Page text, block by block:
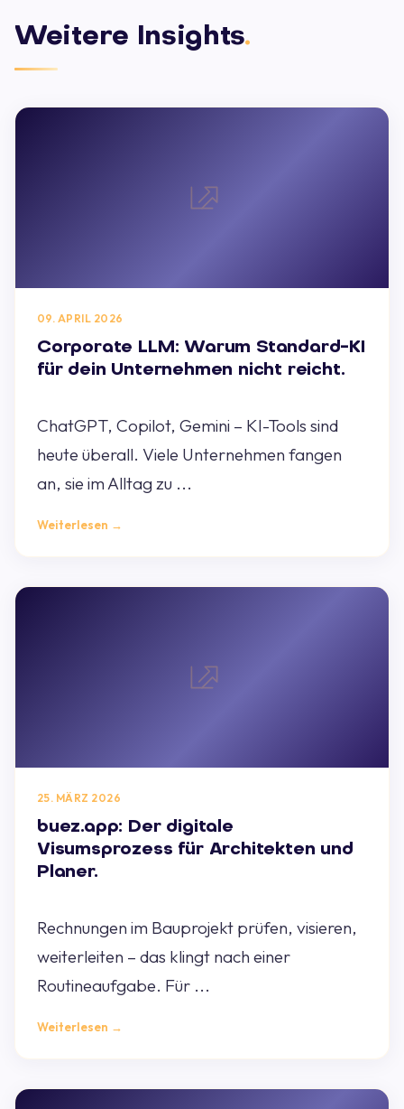
Weitere Insights.
09. APRIL 2026
Corporate LLM: Warum Standard-KI
für dein Unternehmen nicht reicht.
ChatGPT, Copilot, Gemini – KI-Tools sind
heute überall. Viele Unternehmen fangen
an, sie im Alltag zu ...
Weiterlesen →
25. MÄRZ 2026
buez.app: Der digitale
Visumsprozess für Architekten und
Planer.
Rechnungen im Bauprojekt prüfen, visieren,
weiterleiten – das klingt nach einer
Routineaufgabe. Für ...
Weiterlesen →